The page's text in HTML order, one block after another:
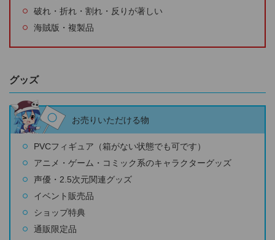
破れ・折れ・割れ・反りが著しい
海賊版・複製品
グッズ
お売りいただける物
PVCフィギュア（箱がない状態でも可です）
アニメ・ゲーム・コミック系のキャラクターグッズ
声優・2.5次元関連グッズ
イベント販売品
ショップ特典
通販限定品